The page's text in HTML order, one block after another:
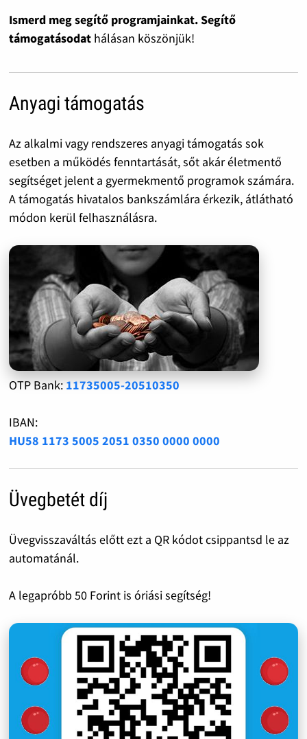
Ismerd meg segítő programjainkat. Segítő
támogatásodat hálásan köszönjük!
Anyagi támogatás
Az alkalmi vagy rendszeres anyagi támogatás sok
esetben a működés fenntartását, sőt akár életmentő
segítséget jelent a gyermekmentő programok számára.
A támogatás hivatalos bankszámlára érkezik, átlátható
módon kerül felhasználásra.
OTP Bank: 11735005-20510350
IBAN:
HU58 1173 5005 2051 0350 0000 0000
Üvegbetét díj
Üvegvisszaváltás előtt ezt a QR kódot csippantsd le az
automatánál.
A legapróbb 50 Forint is óriási segítség!